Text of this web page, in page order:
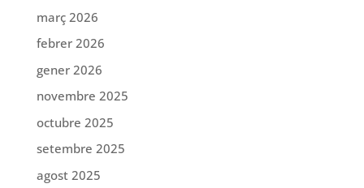
març 2026
febrer 2026
gener 2026
novembre 2025
octubre 2025
setembre 2025
agost 2025